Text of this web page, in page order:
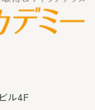
ル4F